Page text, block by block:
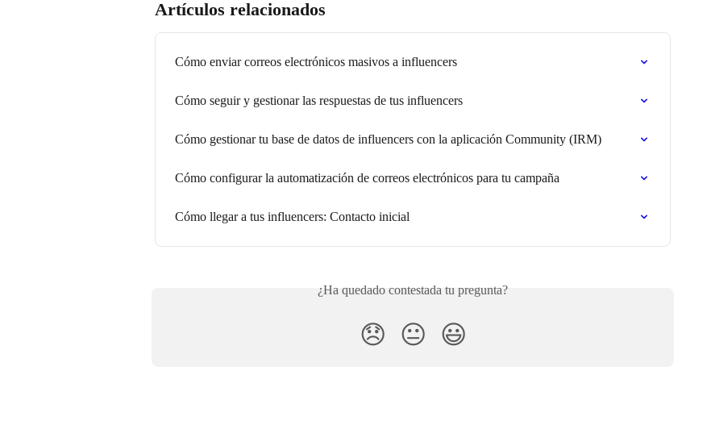
Artículos relacionados
Cómo enviar correos electrónicos masivos a influencers
Cómo seguir y gestionar las respuestas de tus influencers
Cómo gestionar tu base de datos de influencers con la aplicación Community (IRM)
Cómo configurar la automatización de correos electrónicos para tu campaña
Cómo llegar a tus influencers: Contacto inicial
¿Ha quedado contestada tu pregunta?
😞 😐 😃